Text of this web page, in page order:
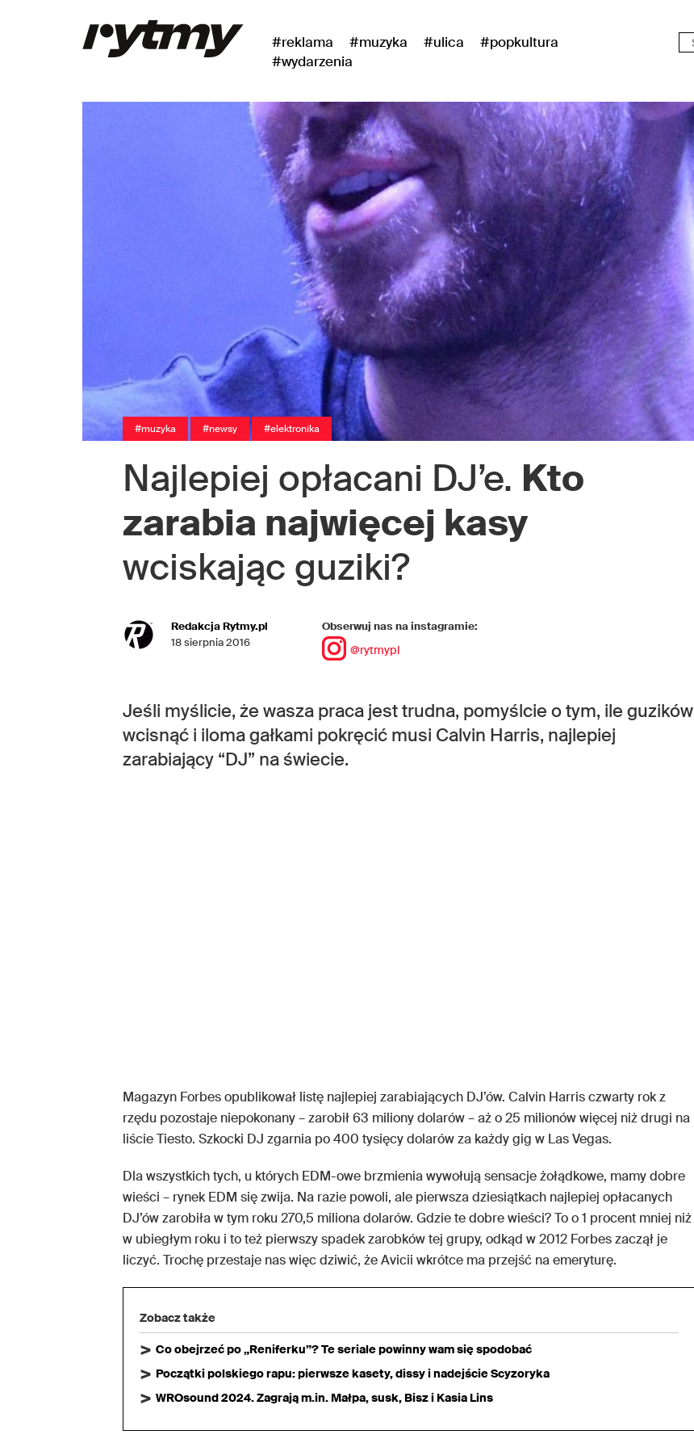
#reklama #muzyka #ulica
#popkultura
#wydarzenia
#muzyka #newsy #elektronika
Najlepiej opłacani DJ’e. Kto
zarabia najwięcej kasy
wciskając guziki?
Redakcja Rytmy.pl
18 sierpnia 2016
Obserwuj nas na instagramie:
@rytmypl
Jeśli myślicie, że wasza praca jest trudna, pomyślcie o tym, ile guzików
wcisnąć i iloma gałkami pokręcić musi Calvin Harris, najlepiej
zarabiający “DJ” na świecie.
Magazyn Forbes opublikował listę najlepiej zarabiających DJ’ów. Calvin Harris czwarty rok z
rzędu pozostaje niepokonany – zarobił 63 miliony dolarów – aż o 25 milionów więcej niż drugi na
liście Tiesto. Szkocki DJ zgarnia po 400 tysięcy dolarów za każdy gig w Las Vegas.
Dla wszystkich tych, u których EDM-owe brzmienia wywołują sensacje żołądkowe, mamy dobre
wieści – rynek EDM się zwija. Na razie powoli, ale pierwsza dziesiątkach najlepiej opłacanych
DJ’ów zarobiła w tym roku 270,5 miliona dolarów. Gdzie te dobre wieści? To o 1 procent mniej niż
w ubiegłym roku i to też pierwszy spadek zarobków tej grupy, odkąd w 2012 Forbes zaczął je
liczyć. Trochę przestaje nas więc dziwić, że Avicii wkrótce ma przejść na emeryturę.
Zobacz także
Co obejrzeć po „Reniferku”? Te seriale powinny wam się spodobać
Początki polskiego rapu: pierwsze kasety, dissy i nadejście Scyzoryka
WROsound 2024. Zagrają m.in. Małpa, susk, Bisz i Kasia Lins